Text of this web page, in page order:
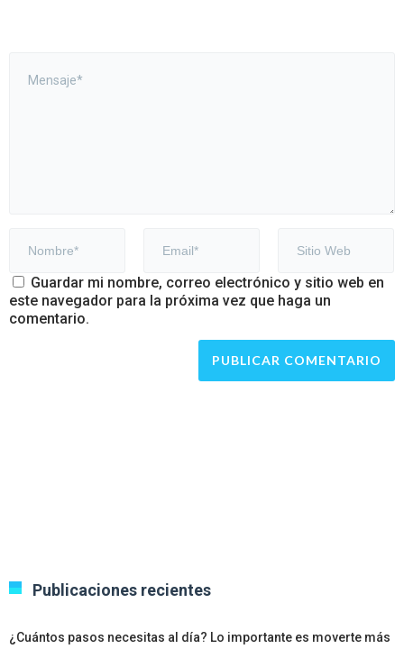
Guardar mi nombre, correo electrónico y sitio web en
este navegador para la próxima vez que haga un
comentario.
Publicaciones recientes
¿Cuántos pasos necesitas al día? Lo importante es moverte más